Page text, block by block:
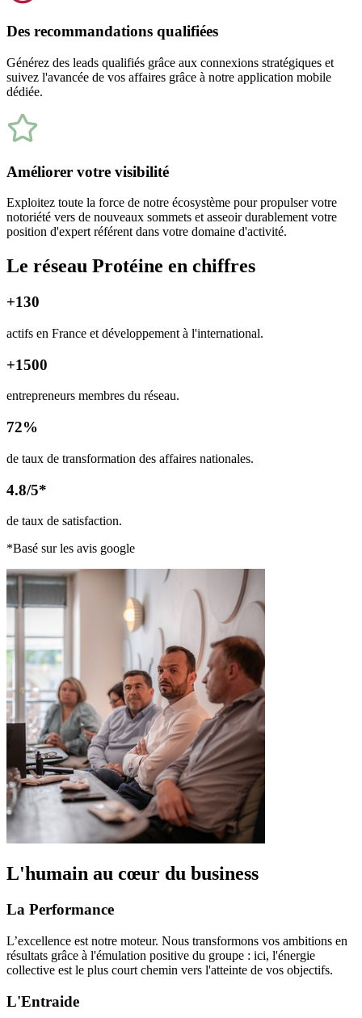
Des recommandations qualifiées
Générez des leads qualifiés grâce aux connexions stratégiques et
suivez l'avancée de vos affaires grâce à notre application mobile
dédiée.
Améliorer votre visibilité
Exploitez toute la force de notre écosystème pour propulser votre
notoriété vers de nouveaux sommets et asseoir durablement votre
position d'expert référent dans votre domaine d'activité.
Le réseau Protéine en chiffres
+130
actifs en France et développement à l'international.
+1500
entrepreneurs membres du réseau.
72%
de taux de transformation des affaires nationales.
4.8/5*
de taux de satisfaction.
*Basé sur les avis google
L'humain au cœur du business
La Performance
L’excellence est notre moteur. Nous transformons vos ambitions en
résultats grâce à l'émulation positive du groupe : ici, l'énergie
collective est le plus court chemin vers l'atteinte de vos objectifs.
L'Entraide